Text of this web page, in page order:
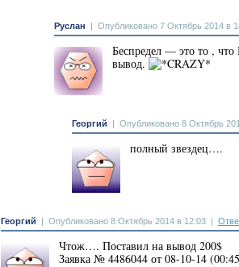
Руслан | Опубликовано 7 Октябрь 2014 в
Беспредел — это то ,
вывод.
Георгий | Опубликовано 8 Октябрь
полный звездец….
Георгий | Опубликовано 8 Октябрь 2014 в 12:03 |
Чтож…. Поставил на вывод 200$
Заявка № 4486044 от 08-10-14